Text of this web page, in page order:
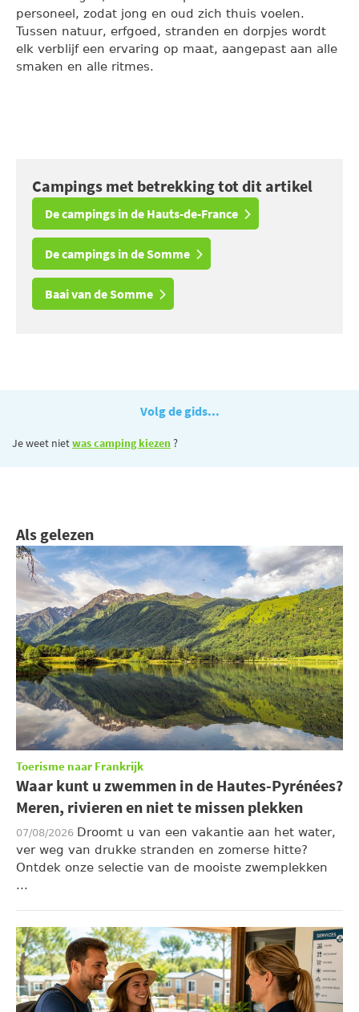
personeel, zodat jong en oud zich thuis voelen.
Tussen natuur, erfgoed, stranden en dorpjes wordt
elk verblijf een ervaring op maat, aangepast aan alle
smaken en alle ritmes.
Campings met betrekking tot dit artikel
De campings in de Hauts-de-France
De campings in de Somme
Baai van de Somme
Volg de gids...
Je weet nietwas camping kiezen?
Als gelezen
Toerisme naar Frankrijk
Waar kunt u zwemmen in de Hautes-Pyrénées?
Meren, rivieren en niet te missen plekken
07/08/2026 Droomt u van een vakantie aan het water,
ver weg van drukke stranden en zomerse hitte?
Ontdek onze selectie van de mooiste zwemplekken
...